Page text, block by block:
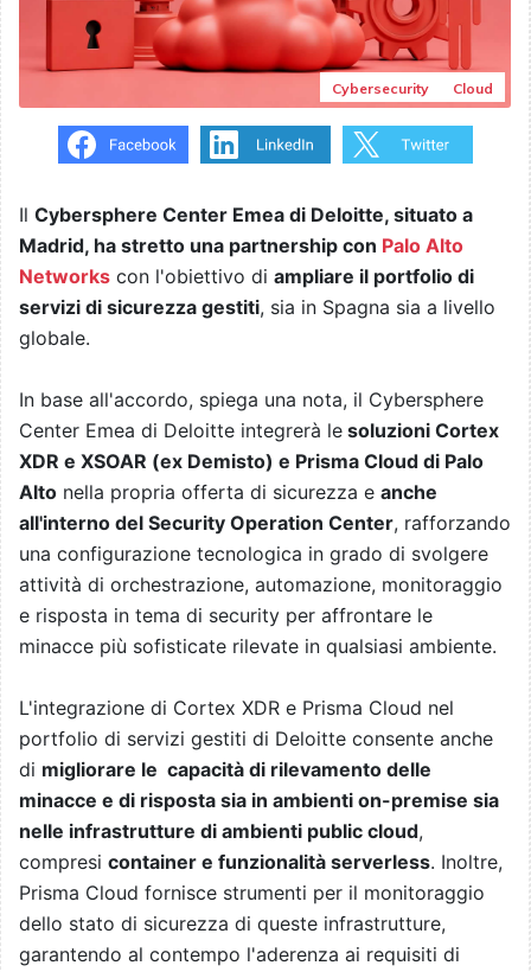
Cybersecurity Cloud
Il Cybersphere Center Emea di Deloitte, situato a
Madrid, ha stretto una partnership con Palo Alto
Networks con l'obiettivo di ampliare il portfolio di
servizi di sicurezza gestiti, sia in Spagna sia a livello
globale.
In base all'accordo, spiega una nota, il Cybersphere
Center Emea di Deloitte integrerà le soluzioni Cortex
XDR e XSOAR (ex Demisto) e Prisma Cloud di Palo
Alto nella propria offerta di sicurezza e anche
all'interno del Security Operation Center, rafforzando
una configurazione tecnologica in grado di svolgere
attività di orchestrazione, automazione, monitoraggio
e risposta in tema di security per affrontare le
minacce più sofisticate rilevate in qualsiasi ambiente.
L'integrazione di Cortex XDR e Prisma Cloud nel
portfolio di servizi gestiti di Deloitte consente anche
di migliorare le capacità di rilevamento delle
minacce e di risposta sia in ambienti on-premise sia
nelle infrastrutture di ambienti public cloud,
compresi container e funzionalità serverless. Inoltre,
Prisma Cloud fornisce strumenti per il monitoraggio
dello stato di sicurezza di queste infrastrutture,
garantendo al contempo l'aderenza ai requisiti di